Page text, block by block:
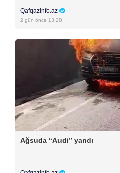
Qafqazinfo.az
2 gün öncə 13:28
Ağsuda “Audi” yandı